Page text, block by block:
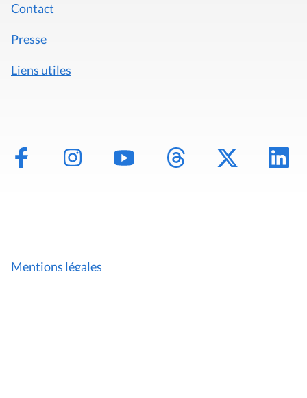
Contact
Presse
Liens utiles
Mentions légales